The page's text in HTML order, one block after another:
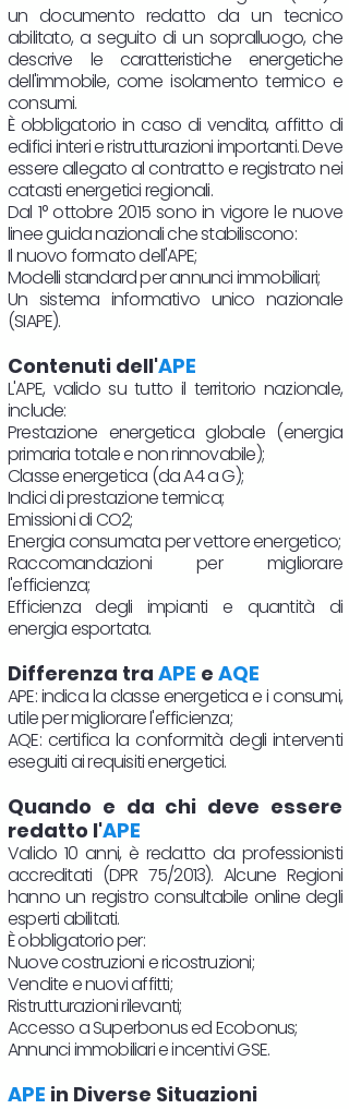
un documento redatto da un tecnico
abilitato, a seguito di un sopralluogo, che
descrive le caratteristiche energetiche
dell'immobile, come isolamento termico e
consumi.
È obbligatorio in caso di vendita, affitto di
edifici interi e ristrutturazioni importanti. Deve
essere allegato al contratto e registrato nei
catasti energetici regionali.
Dal 1° ottobre 2015 sono in vigore le nuove
linee guida nazionali che stabiliscono:
Il nuovo formato dell'APE;
Modelli standard per annunci immobiliari;
Un sistema informativo unico nazionale
(SIAPE).
Contenuti dell'APE
L'APE, valido su tutto il territorio nazionale,
include:
Prestazione energetica globale (energia
primaria totale e non rinnovabile);
Classe energetica (da A4 a G);
Indici di prestazione termica;
Emissioni di CO2;
Energia consumata per vettore energetico;
Raccomandazioni per migliorare
l'efficienza;
Efficienza degli impianti e quantità di
energia esportata.
Differenza tra APE e AQE
APE: indica la classe energetica e i consumi,
utile per migliorare l'efficienza;
AQE: certifica la conformità degli interventi
eseguiti ai requisiti energetici.
Quando e da chi deve essere
redatto l'APE
Valido 10 anni, è redatto da professionisti
accreditati (DPR 75/2013). Alcune Regioni
hanno un registro consultabile online degli
esperti abilitati.
È obbligatorio per:
Nuove costruzioni e ricostruzioni;
Vendite e nuovi affitti;
Ristrutturazioni rilevanti;
Accesso a Superbonus ed Ecobonus;
Annunci immobiliari e incentivi GSE.
APE in Diverse Situazioni